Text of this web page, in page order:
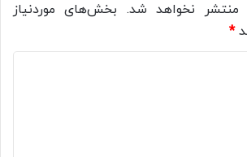
منتشر نخواهد شد. بخش‌های موردنیاز
*